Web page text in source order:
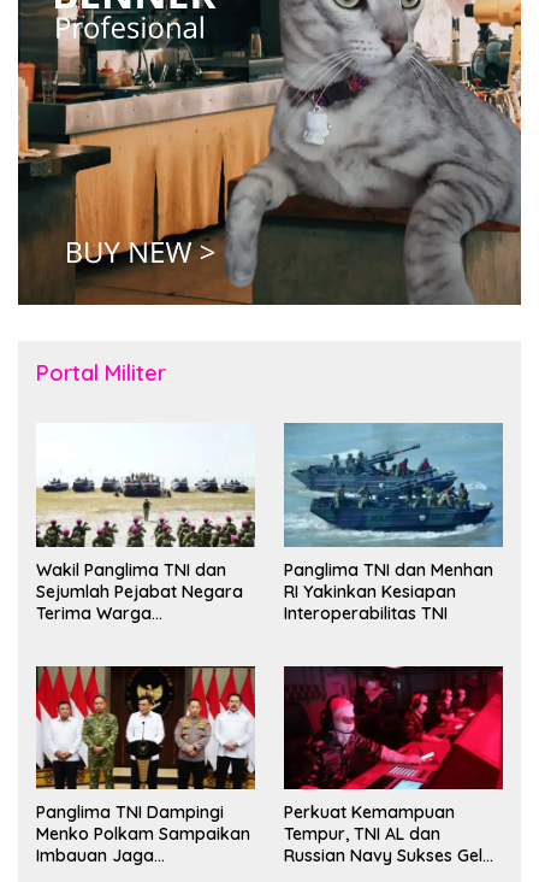
Portal Militer
Wakil Panglima TNI dan
Sejumlah Pejabat Negara
Terima Warga
Panglima TNI dan Menhan
RI Yakinkan Kesiapan
Interoperabilitas TNI
Panglima TNI Dampingi
Menko Polkam Sampaikan
Imbauan Jaga
Perkuat Kemampuan
Tempur, TNI AL dan
Russian Navy Sukses Gelar